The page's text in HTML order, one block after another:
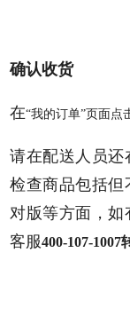
确认收货
在“我的订单”页面点
请在配送人员还
检查商品包括但
对版等方面，如
客服400-107-1007